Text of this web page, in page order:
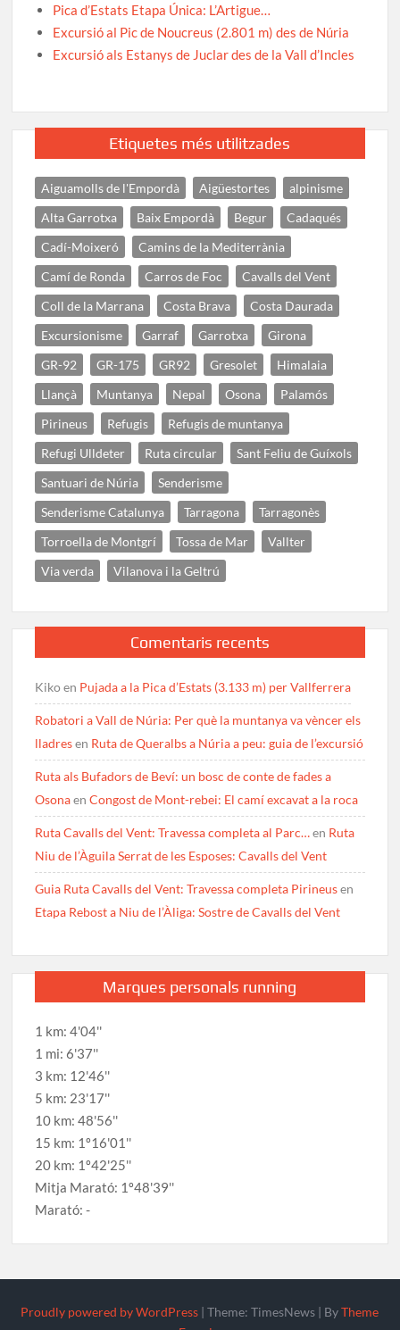
Pica d’Estats Etapa Única: L’Artigue…
Excursió al Pic de Noucreus (2.801 m) des de Núria
Excursió als Estanys de Juclar des de la Vall d’Incles
Etiquetes més utilitzades
Aiguamolls de l'Empordà Aigüestortes
alpinisme
Alta Garrotxa
Baix Empordà Begur
Cadaqués
Cadí-Moixeró
Camins de la Mediterrània
Camí de Ronda
Carros de Foc
Cavalls del Vent
Coll de la Marrana
Costa Brava
Costa Daurada
Excursionisme
Garraf Garrotxa
Girona
GR-92
GR-175 GR92 Gresolet
Himalaia
Llançà
Muntanya Nepal Osona
Palamós
Pirineus
Refugis
Refugis de muntanya
Refugi Ulldeter
Ruta circular
Sant Feliu de Guíxols
Santuari de Núria
Senderisme
Senderisme Catalunya
Tarragona
Tarragonès
Torroella de Montgrí
Tossa de Mar
Vallter
Via verda
Vilanova i la Geltrú
Comentaris recents
Kikoen Pujada a la Pica d’Estats (3.133 m) per Vallferrera
Robatori a Vall de Núria: Per què la muntanya va vèncer els
lladresen Ruta de Queralbs a Núria a peu: guia de l’excursió
Ruta als Bufadors de Beví: un bosc de conte de fades a
OsonaenCongost de Mont-rebei: El camí excavat a la roca
Ruta Cavalls del Vent: Travessa completa al Parc…en Ruta
Niu de l’Àguila Serrat de les Esposes: Cavalls del Vent
Guia Ruta Cavalls del Vent: Travessa completa Pirineusen
Etapa Rebost a Niu de l’Àliga: Sostre de Cavalls del Vent
Marques personals running
1 km: 4'04''
1 mi: 6'37''
3 km: 12'46''
5 km: 23'17''
10 km: 48'56''
15 km: 1º16'01''
20 km: 1º42'25''
Mitja Marató: 1º48'39''
Marató: -
Proudly powered by WordPress |Theme: TimesNews | ByTheme